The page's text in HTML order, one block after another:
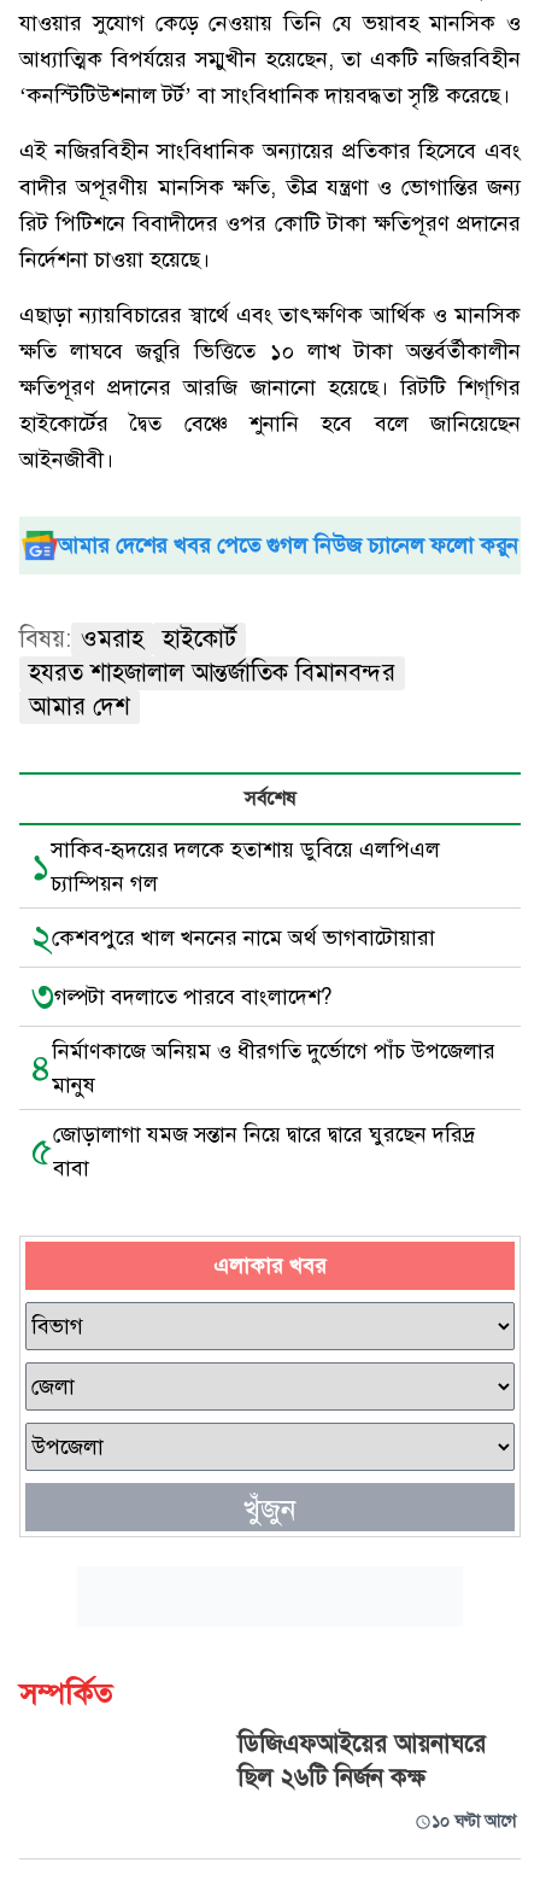
যাওয়ার সুযোগ কেড়ে নেওয়ায় তিনি যে ভয়াবহ মানসিক ও
আধ্যাত্মিক বিপর্যয়ের সম্মুখীন হয়েছেন, তা একটি নজিরবিহীন
‘কনস্টিটিউশনাল টর্ট’ বা সাংবিধানিক দায়বদ্ধতা সৃষ্টি করেছে।
এই নজিরবিহীন সাংবিধানিক অন্যায়ের প্রতিকার হিসেবে এবং
বাদীর অপূরণীয় মানসিক ক্ষতি, তীব্র যন্ত্রণা ও ভোগান্তির জন্য
রিট পিটিশনে বিবাদীদের ওপর কোটি টাকা ক্ষতিপূরণ প্রদানের
নির্দেশনা চাওয়া হয়েছে।
এছাড়া ন্যায়বিচারের স্বার্থে এবং তাৎক্ষণিক আর্থিক ও মানসিক
ক্ষতি লাঘবে জরুরি ভিত্তিতে ১০ লাখ টাকা অন্তর্বর্তীকালীন
ক্ষতিপূরণ প্রদানের আরজি জানানো হয়েছে। রিটটি শিগ্‌গির
হাইকোর্টের দ্বৈত বেঞ্চে শুনানি হবে বলে জানিয়েছেন
আইনজীবী।
আমার দেশের খবর পেতে গুগল নিউজ চ্যানেল ফলো করুন
বিষয়: ওমরাহ
হাইকোর্ট
হযরত শাহজালাল আন্তর্জাতিক বিমানবন্দর
আমার দেশ
সর্বশেষ
১সাকিব-হৃদয়ের দলকে হতাশায় ডুবিয়ে এলপিএল
চ্যাম্পিয়ন গল
২কেশবপুরে খাল খননের নামে অর্থ ভাগবাটোয়ারা
৩গল্পটা বদলাতে পারবে বাংলাদেশ?
৪নির্মাণকাজে অনিয়ম ও ধীরগতি দুর্ভোগে পাঁচ ‍উপজেলার
মানুষ
৫জোড়ালাগা যমজ সন্তান নিয়ে দ্বারে দ্বারে ঘুরছেন দরিদ্র
বাবা
এলাকার খবর
খুঁজুন
সম্পর্কিত
ডিজিএফআইয়ের আয়নাঘরে
ছিল ২৬টি নির্জন কক্ষ
১০ ঘণ্টা আগে